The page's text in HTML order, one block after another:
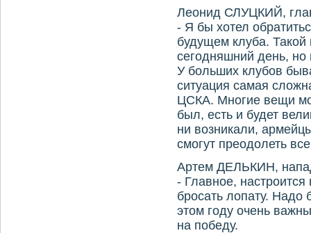
Леонид СЛУЦКИЙ,
- Я бы хотел
будущем клуба. Такой
сегодняшний день,
У больших клубов
ситуация самая
ЦСКА. Многие вещи
был, есть и будет
ни возникали,
смогут преодолеть
Артем ДЕЛЬКИН,
- Главное, настроится
бросать лопату. Надо
этом году очень
на победу.